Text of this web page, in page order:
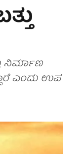
ನಿರ್ಮಾಣ
ಎಂದು ಉಪ